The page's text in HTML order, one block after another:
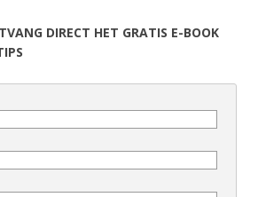
DIRECT HET GRATIS E-BOOK